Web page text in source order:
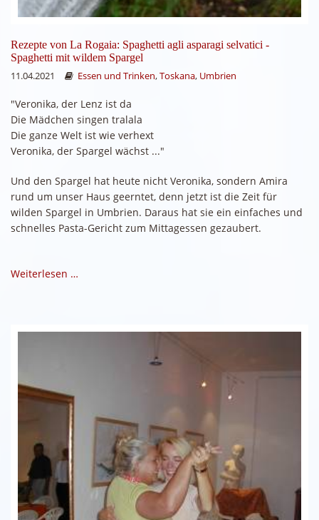
Rezepte von La Rogaia: Spaghetti agli asparagi selvatici -
Spaghetti mit wildem Spargel
11.04.2021
Essen und Trinken,Toskana, Umbrien
"Veronika, der Lenz ist da
Die Mädchen singen tralala
Die ganze Welt ist wie verhext
Veronika, der Spargel wächst ..."
Und den Spargel hat heute nicht Veronika, sondern Amira
rund um unser Haus geerntet, denn jetzt ist die Zeit für
wilden Spargel in Umbrien. Daraus hat sie ein einfaches und
schnelles Pasta-Gericht zum Mittagessen gezaubert.
Weiterlesen …